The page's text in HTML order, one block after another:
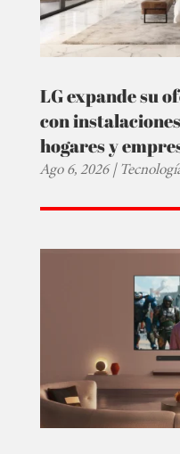
LG expande su
con
hogares y
Ago 6, 2026|